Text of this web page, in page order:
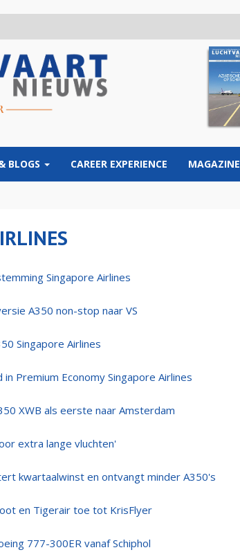
BLOGS CAREER EXPERIENCE MAGAZINE
Singapore Airlines
A350 non-stop naar VS
Singapore Airlines
Premium Economy Singapore Airlines
XWB als eerste naar Amsterdam
extra lange vluchten'
kwartaalwinst en ontvangt minder A350's
en Tigerair toe tot KrisFlyer
777-300ER vanaf Schiphol